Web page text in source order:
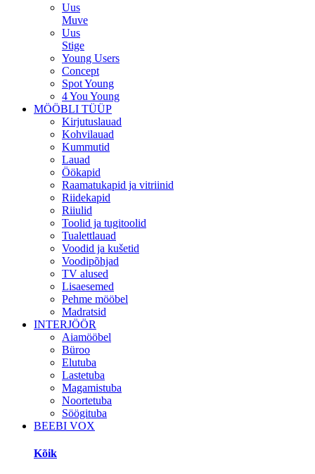
Uus
Muve
Uus
Stige
Young Users
Concept
Spot Young
4 You Young
MÖÖBLI TÜÜP
Kirjutuslauad
Kohvilauad
Kummutid
Lauad
Öökapid
Raamatukapid ja vitriinid
Riidekapid
Riiulid
Toolid ja tugitoolid
Tualettlauad
Voodid ja kušetid
Voodipõhjad
TV alused
Lisaesemed
Pehme mööbel
Madratsid
INTERJÖÖR
Aiamööbel
Büroo
Elutuba
Lastetuba
Magamistuba
Noortetuba
Söögituba
BEEBI VOX
Kõik